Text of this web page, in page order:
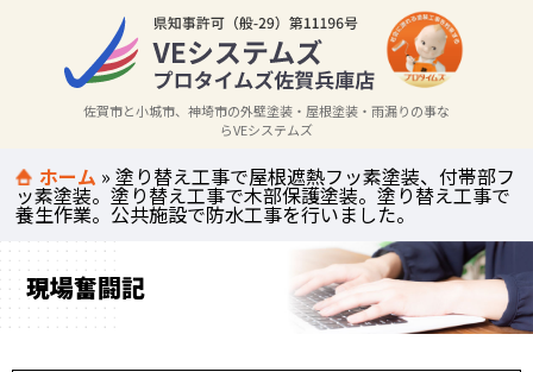
佐賀市と小城市、神埼市の外壁塗装・屋根塗装・雨漏りの事な
らVEシステムズ
ホーム »塗り替え工事で屋根遮熱フッ素塗装、付帯部フ
ッ素塗装。塗り替え工事で木部保護塗装。塗り替え工事で
養生作業。公共施設で防水工事を行いました。
現場奮闘記